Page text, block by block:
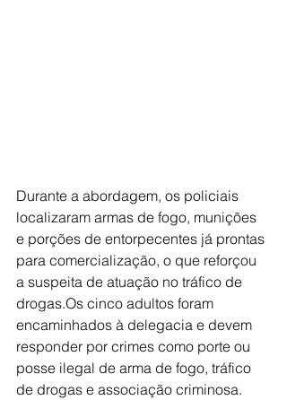
Durante a abordagem, os policiais
localizaram armas de fogo, munições
e porções de entorpecentes já prontas
para comercialização, o que reforçou
a suspeita de atuação no tráfico de
drogas.Os cinco adultos foram
encaminhados à delegacia e devem
responder por crimes como porte ou
posse ilegal de arma de fogo, tráfico
de drogas e associação criminosa.